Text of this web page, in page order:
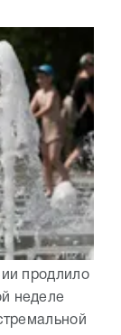
продлило
неделе